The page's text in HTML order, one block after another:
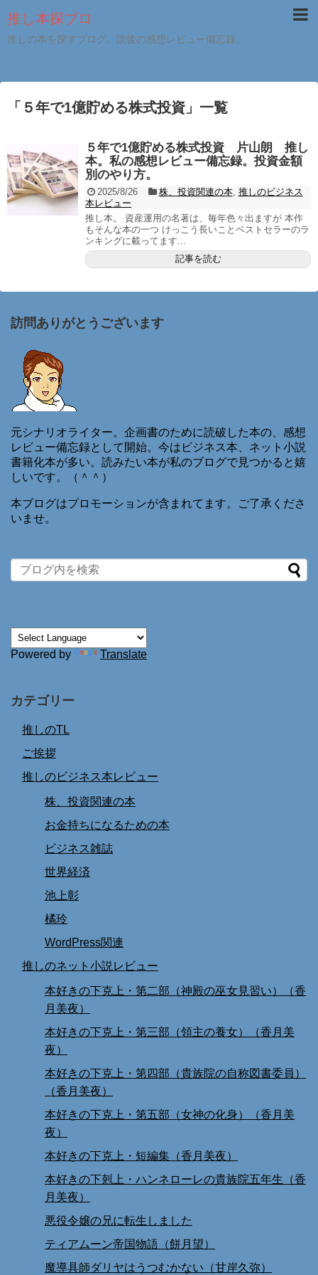
推し本探ブロ
推しの本を探すブログ。読後の感想レビュー備忘録。
「 ５年で1億貯める株式投資 」 一覧
５年で1億貯める株式投資 片山朗 推し
本。私の感想レビュー備忘録。投資金額
別のやり方。
2025/8/26 株、投資関連の本, 推しのビジネス
本レビュー
推し本。 資産運用の名著は、毎年色々出ますが 本作
もそんな本の一つ けっこう長いことベストセラーのラ
ンキングに載ってます...
記事を読む
訪問ありがとうございます
元シナリオライター。企画書のために読破した本の、感想
レビュー備忘録として開始。今はビジネス本、ネット小説
書籍化本が多い。読みたい本が私のブログで見つかると嬉
しいです。（＾＾）
本ブログはプロモーションが含まれてます。ご了承くださ
いませ。
Powered by Translate
カテゴリー
推しのTL
ご挨拶
推しのビジネス本レビュー
株、投資関連の本
お金持ちになるための本
ビジネス雑誌
世界経済
池上彰
橘玲
WordPress関連
推しのネット小説レビュー
本好きの下克上・第二部（神殿の巫女見習い）（香
月美夜）
本好きの下克上・第三部（領主の養女）（香月美
夜）
本好きの下克上・第四部（貴族院の自称図書委員）
（香月美夜）
本好きの下克上・第五部（女神の化身）（香月美
夜）
本好きの下克上・短編集（香月美夜）
本好きの下剋上・ハンネローレの貴族院五年生（香
月美夜）
悪役令嬢の兄に転生しました
ティアムーン帝国物語（餅月望）
魔導具師ダリヤはうつむかない（甘岸久弥）